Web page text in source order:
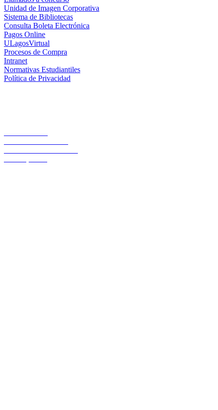
Unidad de Imagen Corporativa
Sistema de Bibliotecas
Consulta Boleta Electrónica
Pagos Online
ULagosVirtual
Procesos de Compra
Intranet
Normativas Estudiantiles
Política de Privacidad